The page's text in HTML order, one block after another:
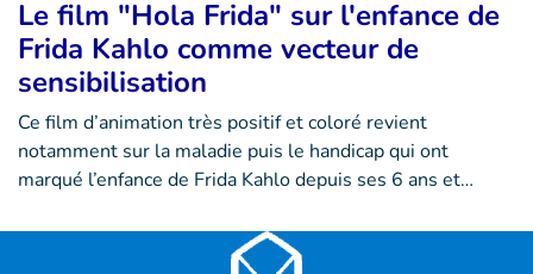
Le film "Hola Frida" sur l'enfance de
Frida Kahlo comme vecteur de
sensibilisation
Ce film d’animation très positif et coloré revient
notamment sur la maladie puis le handicap qui ont
marqué l’enfance de Frida Kahlo depuis ses 6 ans et…